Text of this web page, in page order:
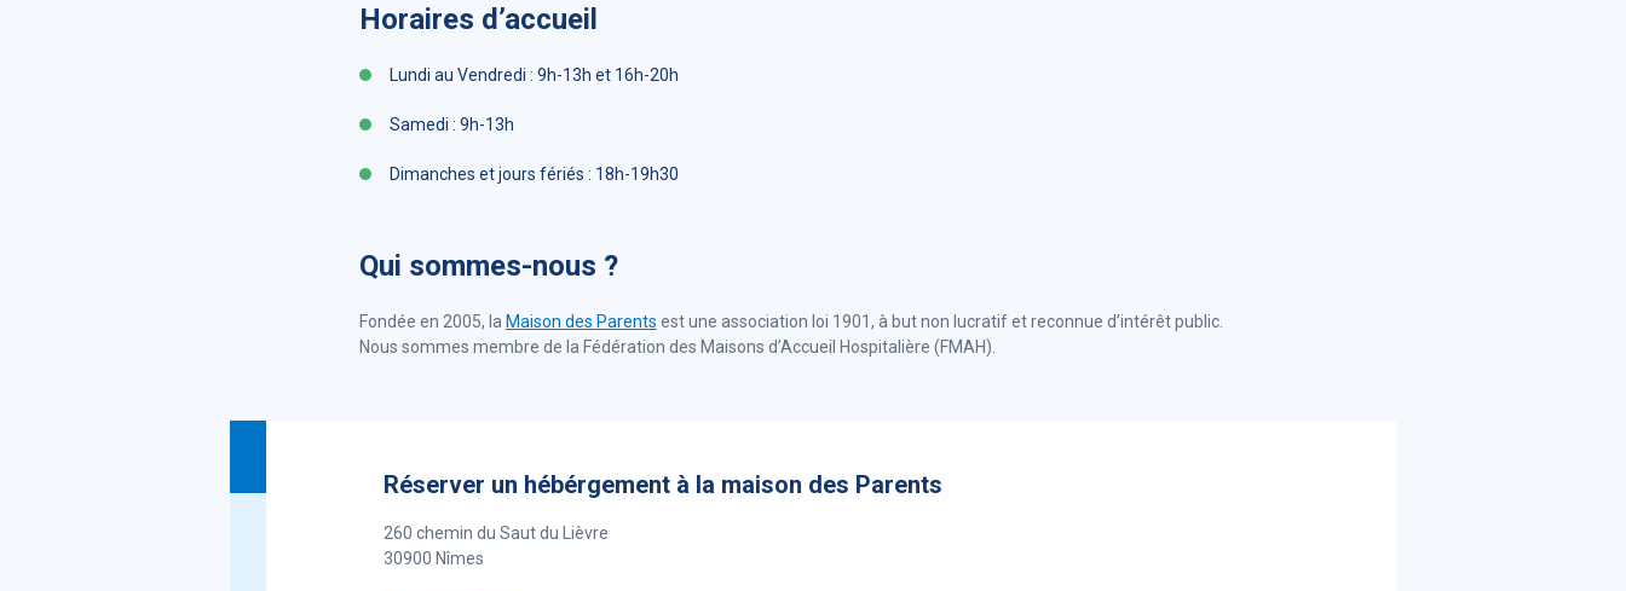
Horaires d’accueil
Lundi au Vendredi : 9h-13h et 16h-20h
Samedi : 9h-13h
Dimanches et jours fériés : 18h-19h30
Qui sommes-nous ?
Fondée en 2005, la Maison des Parents est une association loi 1901, à but non lucratif et reconnue d’intérêt public.
Nous sommes membre de la Fédération des Maisons d’Accueil Hospitalière (FMAH).
Réserver un hébérgement à la maison des Parents
260 chemin du Saut du Lièvre
30900 Nîmes